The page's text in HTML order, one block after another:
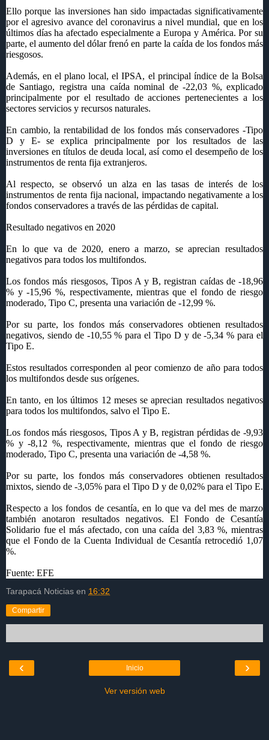
Ello porque las inversiones han sido impactadas significativamente
por el agresivo avance del coronavirus a nivel mundial, que en los
últimos días ha afectado especialmente a Europa y América. Por su
parte, el aumento del dólar frenó en parte la caída de los fondos más
riesgosos.
Además, en el plano local, el IPSA, el principal índice de la Bolsa
de Santiago, registra una caída nominal de -22,03 %, explicado
principalmente por el resultado de acciones pertenecientes a los
sectores servicios y recursos naturales.
En cambio, la rentabilidad de los fondos más conservadores -Tipo
D y E- se explica principalmente por los resultados de las
inversiones en títulos de deuda local, así como el desempeño de los
instrumentos de renta fija extranjeros.
Al respecto, se observó un alza en las tasas de interés de los
instrumentos de renta fija nacional, impactando negativamente a los
fondos conservadores a través de las pérdidas de capital.
Resultado negativos en 2020
En lo que va de 2020, enero a marzo, se aprecian resultados
negativos para todos los multifondos.
Los fondos más riesgosos, Tipos A y B, registran caídas de -18,96
% y -15,96 %, respectivamente, mientras que el fondo de riesgo
moderado, Tipo C, presenta una variación de -12,99 %.
Por su parte, los fondos más conservadores obtienen resultados
negativos, siendo de -10,55 % para el Tipo D y de -5,34 % para el
Tipo E.
Estos resultados corresponden al peor comienzo de año para todos
los multifondos desde sus orígenes.
En tanto, en los últimos 12 meses se aprecian resultados negativos
para todos los multifondos, salvo el Tipo E.
Los fondos más riesgosos, Tipos A y B, registran pérdidas de -9,93
% y -8,12 %, respectivamente, mientras que el fondo de riesgo
moderado, Tipo C, presenta una variación de -4,58 %.
Por su parte, los fondos más conservadores obtienen resultados
mixtos, siendo de -3,05% para el Tipo D y de 0,02% para el Tipo E.
Respecto a los fondos de cesantía, en lo que va del mes de marzo
también anotaron resultados negativos. El Fondo de Cesantía
Solidario fue el más afectado, con una caída del 3,83 %, mientras
que el Fondo de la Cuenta Individual de Cesantía retrocedió 1,07
%.
Fuente: EFE
Tarapacá Noticias en 16:32
Compartir
‹ ›
Inicio
Ver versión web